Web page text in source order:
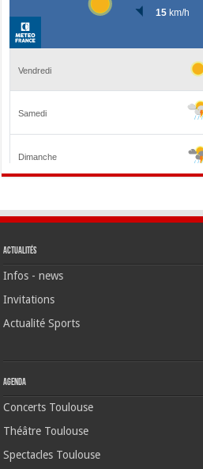
Actualités
Infos - news
Invitations
Actualité Sports
Agenda
Concerts Toulouse
Théâtre Toulouse
Spectacles Toulouse